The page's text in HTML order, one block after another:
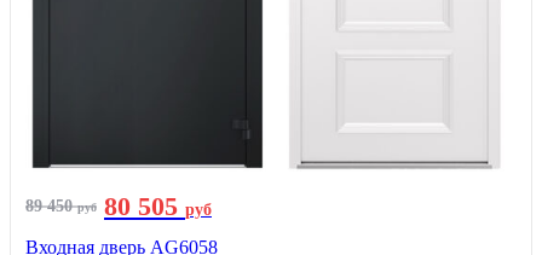
89 450руб 80 505 руб
Входная дверь AG6058